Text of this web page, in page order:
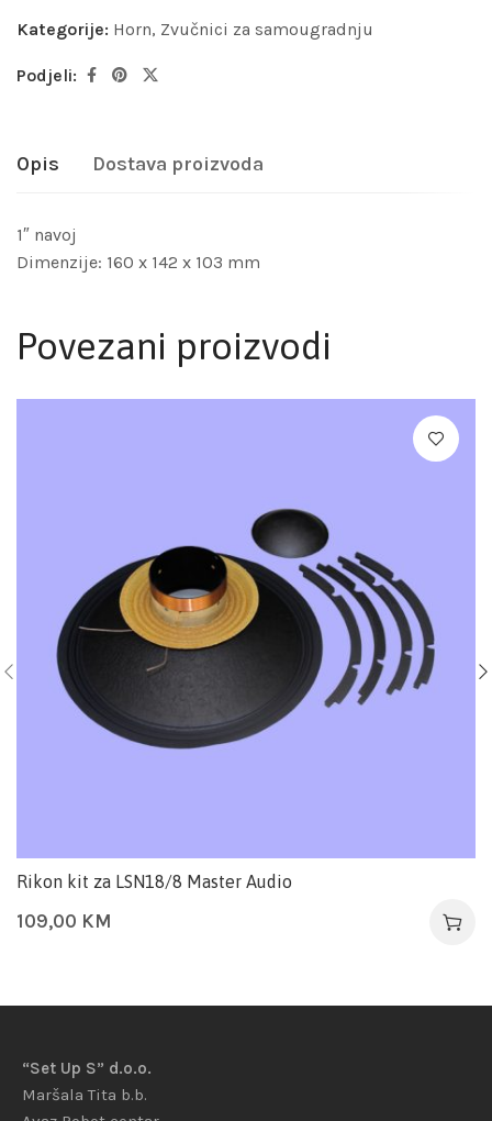
Kategorije: Horn, Zvučnici za samougradnju
Podjeli:
Opis Dostava proizvoda
1″ navoj
Dimenzije: 160 x 142 x 103 mm
Povezani proizvodi
Rikon kit za LSN18/8 Master Audio
109,00 KM
“Set Up S” d.o.o.
Maršala Tita b.b.